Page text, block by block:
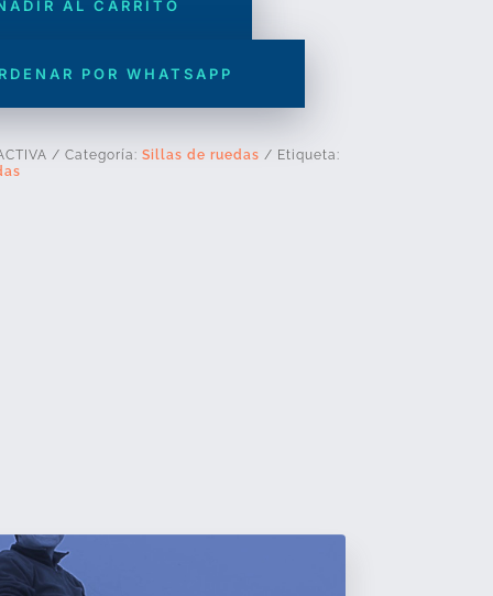
AL CARRITO
POR WHATSAPP
Categoría: Sillas de ruedas
Etiqueta: